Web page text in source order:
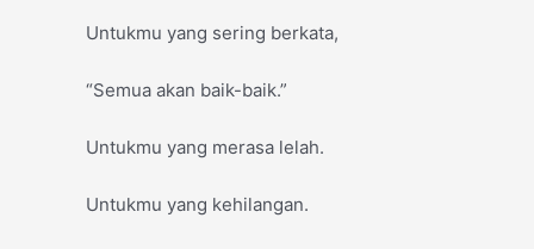
Untukmu yang sering berkata,
“Semua akan baik-baik.”
Untukmu yang merasa lelah.
Untukmu yang kehilangan.